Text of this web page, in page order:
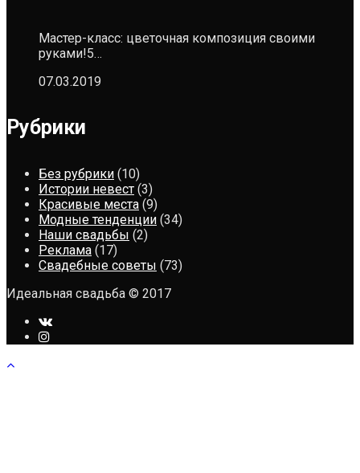
Мастер-класс: цветочная композиция своими
руками!5…
07.03.2019
Рубрики
Без рубрики (10)
Истории невест (3)
Красивые места (9)
Модные тенденции (34)
Наши свадьбы (2)
Реклама (17)
Свадебные советы (73)
Идеальная свадьба © 2017